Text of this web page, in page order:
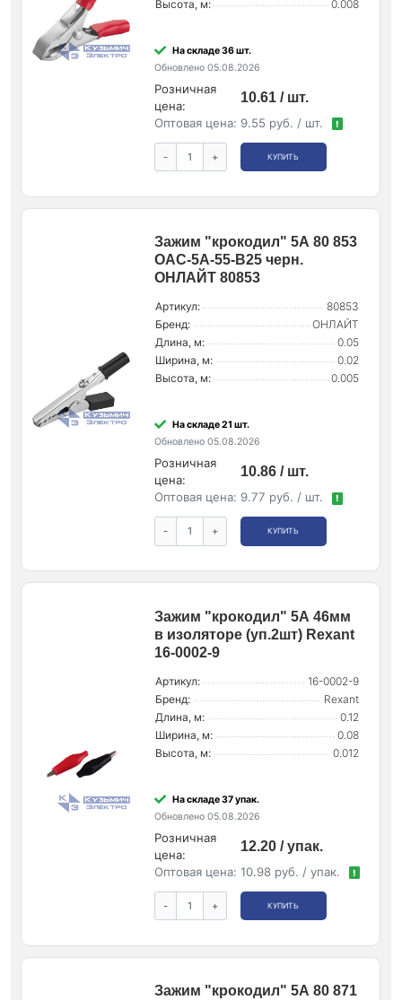
Высота, м: 0.008
На складе 36 шт.
Обновлено 05.08.2026
Розничная
цена:
10.61 / шт.
Оптовая цена: 9.55 руб. / шт. !
- + КУПИТЬ
Зажим "крокодил" 5А 80 853
OAC-5A-55-B25 черн.
ОНЛАЙТ 80853
Артикул:
80853
Бренд:
ОНЛАЙТ
Длина, м:
0.05
Ширина, м:
0.02
Высота, м:
0.005
На складе 21 шт.
Обновлено 05.08.2026
Розничная
цена:
10.86 / шт.
Оптовая цена: 9.77 руб. / шт. !
- + КУПИТЬ
Зажим "крокодил" 5А 46мм
в изоляторе (уп.2шт) Rexant
16-0002-9
Артикул:
16-0002-9
Бренд:
Rexant
Длина, м:
0.12
Ширина, м:
0.08
Высота, м:
0.012
На складе 37 упак.
Обновлено 05.08.2026
Розничная
цена:
12.20 / упак.
Оптовая цена: 10.98 руб. / упак. !
- + КУПИТЬ
Зажим "крокодил" 5А 80 871